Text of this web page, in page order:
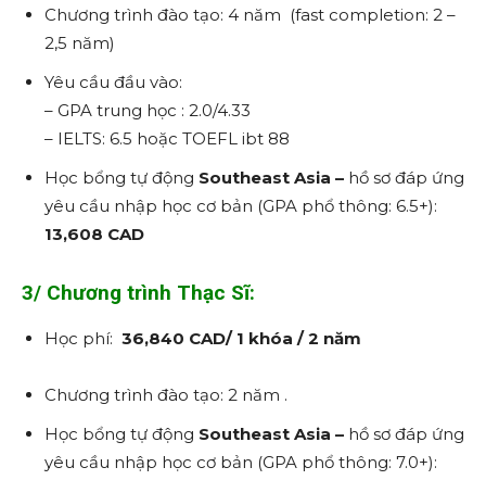
Chương trình đào tạo: 4 năm (fast completion: 2 –
2,5 năm)
Yêu cầu đầu vào:
– GPA trung học : 2.0/4.33
– IELTS: 6.5 hoặc TOEFL ibt 88
Học bổng tự động Southeast Asia – hồ sơ đáp ứng
yêu cầu nhập học cơ bản (GPA phổ thông: 6.5+):
13,608 CAD
3/ Chương trình Thạc Sĩ:
Học phí: 36,840 CAD/ 1 khóa / 2 năm
Chương trình đào tạo: 2 năm .
Học bổng tự động Southeast Asia – hồ sơ đáp ứng
yêu cầu nhập học cơ bản (GPA phổ thông: 7.0+):